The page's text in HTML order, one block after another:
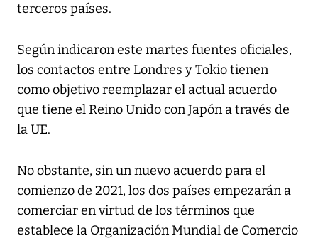
terceros países.
Según indicaron este martes fuentes oficiales,
los contactos entre Londres y Tokio tienen
como objetivo reemplazar el actual acuerdo
que tiene el Reino Unido con Japón a través de
la UE.
No obstante, sin un nuevo acuerdo para el
comienzo de 2021, los dos países empezarán a
comerciar en virtud de los términos que
establece la Organización Mundial de Comercio